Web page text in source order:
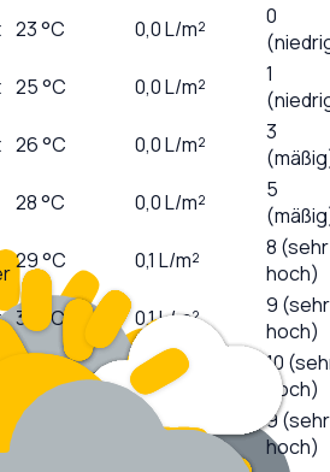
23°C 0,0L/m²
0
25°C 0,0L/m²
1
26°C 0,0L/m²
3
28°C 0,0L/m²
5
29°C 0,1 L/m²
8 (sehr
hoch)
30 °C 0,1L/m²
9 (sehr
hoch)
0,1 L/m²
10
hoch)
31 L/m²
9 (sehr
hoch)